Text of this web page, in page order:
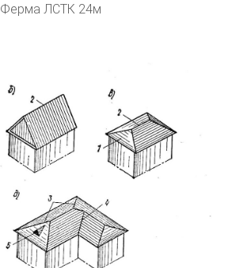
Ферма ЛСТК 24м